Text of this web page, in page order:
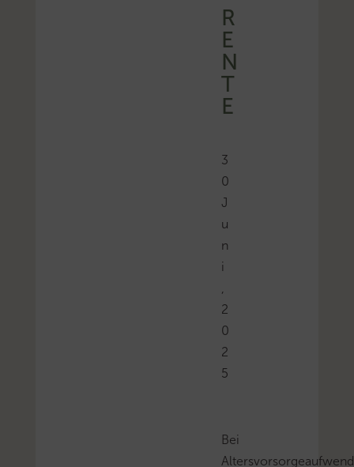
R
E
N
T
E
3
0
J
u
n
i
,
2
0
2
5
Bei